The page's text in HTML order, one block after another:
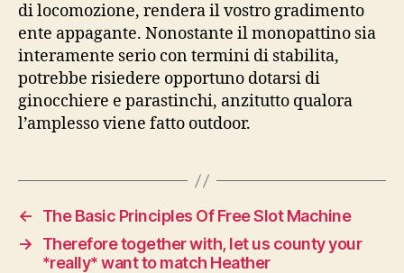
di locomozione, renderа il vostro gradimento
ente appagante. Nonostante il monopattino sia
interamente serio con termini di stabilitа,
potrebbe risiedere opportuno dotarsi di
ginocchiere e parastinchi, anzitutto qualora
l’amplesso viene fatto outdoor.
←
The Basic Principles Of Free Slot Machine
→
Therefore together with, let us county your
*really* want to match Heather